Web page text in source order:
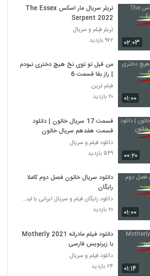
۰۲:۰۳
تریلر سریال مار اسکس The Essex
Serpent 2022
تریلر فیلم و سریال
۹۷۲ بازدید
۰۱:۰۰
من قبل تو توی نخ هیچ دختری نبودم
| راز بقا قسمت 6
فیلم ترین
۲۰ بازدید
۰۰:۲۰
قسمت 17 سریال خاتون | دانلود
قسمت هفدهم سریال خاتون
دانلود فیلم و سریال
۵۴۹ بازدید
۰۱:۰۰
دانلود سریال خاتون فصل دوم کاملا
رایگان
دانلود رایگان فیلم و سریال ایرانی با لینک مستقیم
۲۰ بازدید
۰۱:۱۴
دانلود فیلم مادرانه Motherly 2021
با زیرنویس فارسی
دانلود فیلم و سریال
۲۴ بازدید